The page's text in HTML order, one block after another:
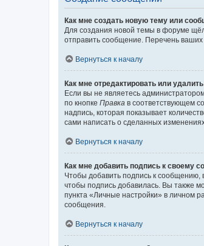
Как мне создать новую тему или
Для создания новой темы в форуме
отправить сообщение. Перечень
Вернуться к началу
Как мне отредактировать или
Если вы не являетесь
по кнопке Правка в соответствующем
надпись, которая показывает
сами написать о сделанных
Вернуться к началу
Как мне добавить подпись к своему
Чтобы добавить подпись к сообщению,
чтобы подпись добавилась. Вы также
пункта «Личные настройки» в личном
сообщения.
Вернуться к началу